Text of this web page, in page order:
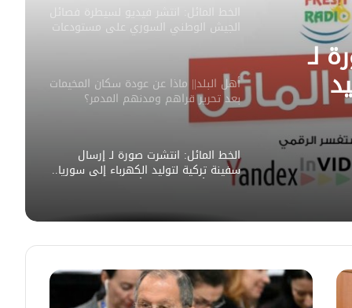
لـ
الخط المائل: انتشر فيديو لسيطرة فصائل
الجيش الوطني السوري على مستودعات
للذخيرة شمال شرق حلب
أهل البلد|| ماذا عن عودة سكان المخيمات
بعد تحرير قراهم ومدنهم المدمر؟
الأستاذ “ساري رحمون” يتحدث (لأهل
البلد) عن واقع المخيمات واحتمالات
الخط المائل: انتشرت صورة لـ إرسال
سفينة تركية لتوليد الكهرباء إلى سوريا..
وصورة أخرى لوصول أول دفعة من
الخط المائل || انتشر على مواقع التواصل
الاجتماعي خبراً لتصريح قائد “قوات سوريا
لقوات حكومة دمشق الجديدة الانتشار
في مناطق سيطرته، وانتشرت صورة
لاندلاع حريق ضخم في ميناء عثمان دقنة
الخط المائل: انتشر فيديو لـ “الجيش